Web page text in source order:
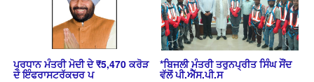
ਪ੍ਰਧਾਨ ਮੰਤਰੀ ਮੋਦੀ ਦੇ ₹5,470 ਕਰੋੜ
ਦੇ ਇੰਫਰਾਸਟਰੱਕਚਰ ਪ
*ਬਿਜਲੀ ਮੰਤਰੀ ਤਰੁਨਪ੍ਰੀਤ ਸਿੰਘ ਸੌਂਦ
ਵੱਲੋਂ ਪੀ.ਐੱਸ.ਪੀ.ਸ